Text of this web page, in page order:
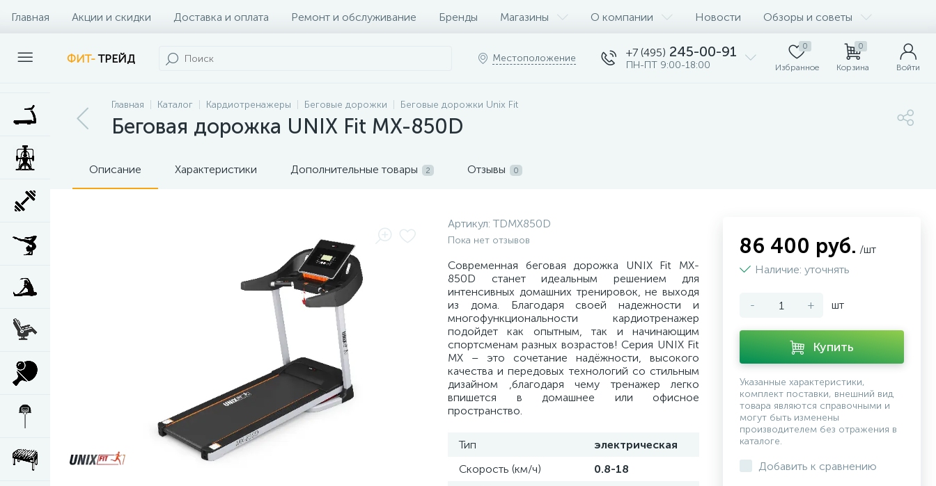
Главная Акции и скидки Доставка и оплата Ремонт и обслуживание Бренды Магазины О компании Новости Обзоры и советы
Наши клиенты Контакты
ФИТ-ТРЕЙД Местоположение +7 (495) 245-00-91
ПН-ПТ 9:00-18:00
0
Избранное
0
Корзина Войти
Главная Каталог Кардиотренажеры Беговые дорожки Беговые дорожки Unix Fit
Беговая дорожка UNIX Fit MX-850D
Описание Характеристики Дополнительные товары 2 Отзывы 0
Артикул:TDMX850D
Пока нет отзывов
Современная беговая дорожка UNIX Fit MX-
850D станет идеальным решением для
интенсивных домашних тренировок, не выходя
из дома. Благодаря своей надежности и
многофункциональности кардиотренажер
подойдет как опытным, так и начинающим
спортсменам разных возрастов! Серия UNIX Fit
MX – это сочетание надёжности, высокого
качества и передовых технологий со стильным
дизайном ,благодаря чему тренажер легко
впишется в домашнее или офисное
пространство.
Тип
электрическая
Скорость (км/ч)
0.8-18
86 400 руб. /шт
Наличие: уточнять
- + шт
Купить
Указанные характеристики,
комплект поставки, внешний вид
товара являются справочными и
могут быть изменены
производителем без отражения в
каталоге.
Добавить к сравнению